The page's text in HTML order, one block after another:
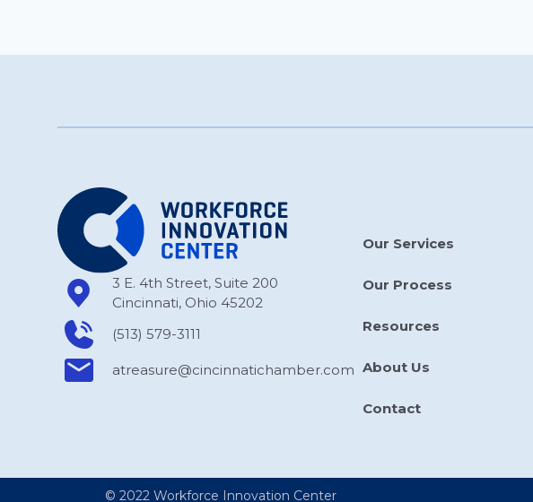
3 E. 4th Street, Suite 200
Cincinnati, Ohio 45202
(513) 579-3111
atreasure​@cincinnatichamber​.com
Our Services
Our Process
Resources
About Us
Contact
© 2022 Workforce Innovation Center